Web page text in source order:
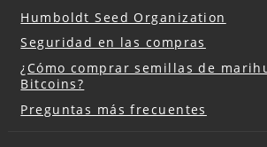
Humboldt Seed Organization
Seguridad en las compras
¿Cómo comprar semillas de
Bitcoins?
Preguntas más frecuentes